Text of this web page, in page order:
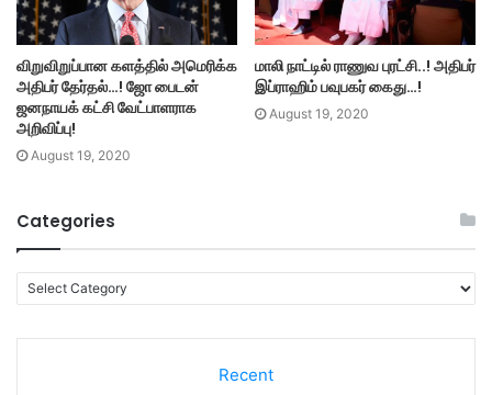
விறுவிறுப்பான களத்தில் அமெரிக்க
அதிபர் தேர்தல்…! ஜோ பைடன்
ஜனநாயக் கட்சி வேட்பாளராக
அறிவிப்பு!
August 19, 2020
மாலி நாட்டில் ராணுவ புரட்சி..! அதிபர்
இப்ராஹிம் பவுபகர் கைது…!
August 19, 2020
Categories
a
Recent